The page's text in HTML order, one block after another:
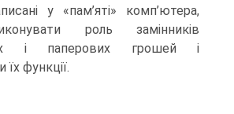
у «пам’яті» комп’ютера,
роль замінників
і паперових грошей і
функції.